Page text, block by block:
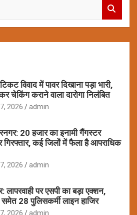
विवाद में पावर दिखाना पड़ा भारी,
चेकिंग कराने वाला दारोगा निलंबित
2026 admin
20 हजार का इनामी गैंगस्टर
गिरफ्तार, कई जिलों में फैला है आपराधिक
2026 admin
लापरवाही पर एसपी का बड़ा एक्शन,
समेत 28 पुलिसकर्मी लाइन हाजिर
2026 admin